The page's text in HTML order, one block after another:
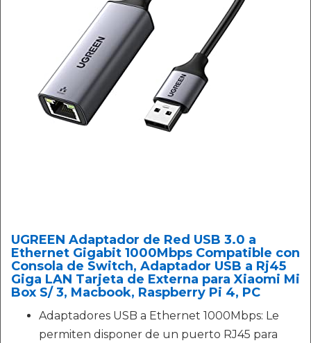
UGREEN Adaptador de Red USB 3.0 a
Ethernet Gigabit 1000Mbps Compatible con
Consola de Switch, Adaptador USB a Rj45
Giga LAN Tarjeta de Externa para Xiaomi Mi
Box S/ 3, Macbook, Raspberry Pi 4, PC
Adaptadores USB a Ethernet 1000Mbps: Le
permiten disponer de un puerto RJ45 para